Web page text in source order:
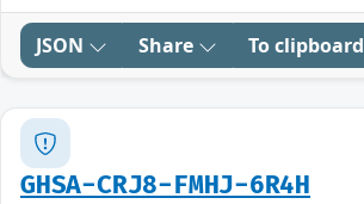
JSON Share To clipboard
GHSA-CRJ8-FMHJ-6R4H